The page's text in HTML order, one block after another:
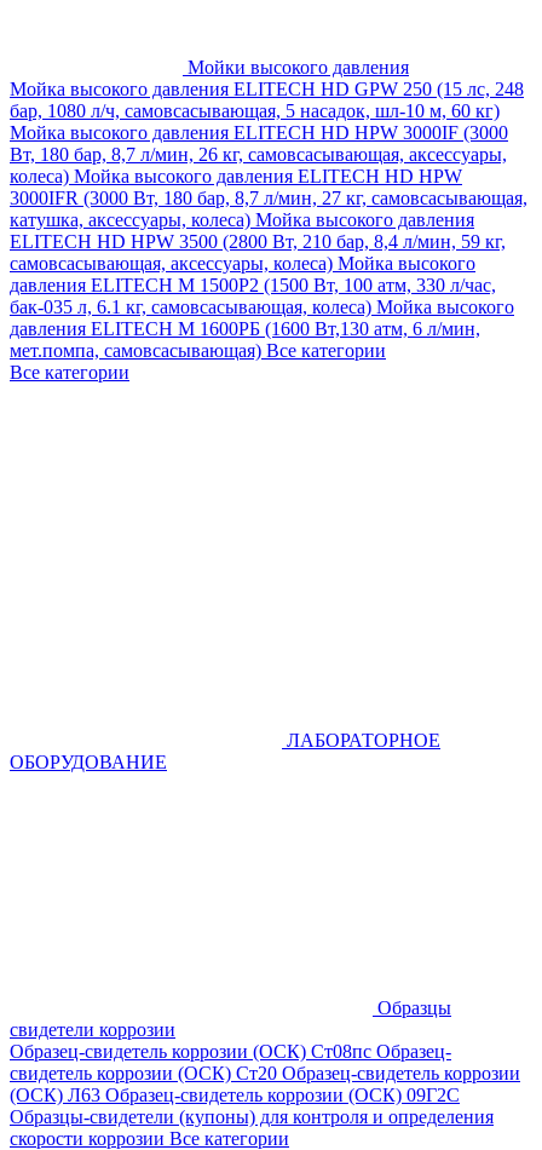
Мойки высокого давления
Мойка высокого давления ELITECH HD GPW 250 (15 лс, 248
бар, 1080 л/ч, самовсасывающая, 5 насадок, шл-10 м, 60 кг)
Мойка высокого давления ELITECH HD HPW 3000IF (3000
Вт, 180 бар, 8,7 л/мин, 26 кг, самовсасывающая, аксессуары,
колеса) Мойка высокого давления ELITECH HD HPW
3000IFR (3000 Вт, 180 бар, 8,7 л/мин, 27 кг, самовсасывающая,
катушка, аксессуары, колеса) Мойка высокого давления
ELITECH HD HPW 3500 (2800 Вт, 210 бар, 8,4 л/мин, 59 кг,
самовсасывающая, аксессуары, колеса) Мойка высокого
давления ELITECH M 1500P2 (1500 Вт, 100 атм, 330 л/час,
бак-035 л, 6.1 кг, самовсасывающая, колеса) Мойка высокого
давления ELITECH М 1600РБ (1600 Вт,130 атм, 6 л/мин,
мет.помпа, самовсасывающая) Все категории
Все категории
ЛАБОРАТОРНОЕ
ОБОРУДОВАНИЕ
Образцы
свидетели коррозии
Образец-свидетель коррозии (ОСК) Ст08пс Образец-
свидетель коррозии (ОСК) Ст20 Образец-свидетель коррозии
(ОСК) Л63 Образец-свидетель коррозии (ОСК) 09Г2С
Образцы-свидетели (купоны) для контроля и определения
скорости коррозии Все категории